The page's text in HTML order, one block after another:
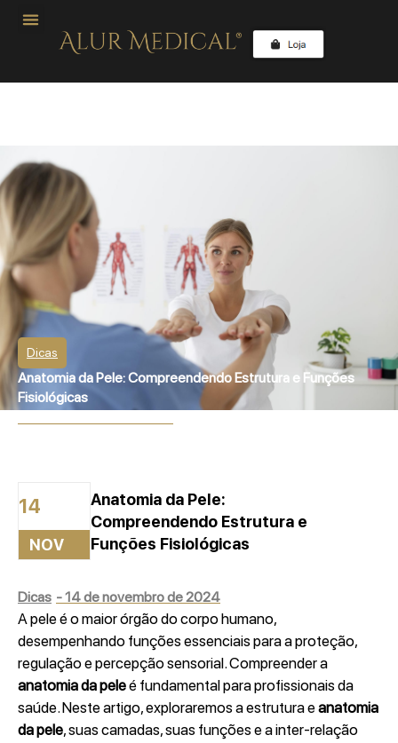
Dicas
Anatomia da Pele: Compreendendo Estrutura e Funções
Fisiológicas
14
NOV
Anatomia da Pele:
Compreendendo Estrutura e
Funções Fisiológicas
Dicas -14 de novembro de 2024
A pele é o maior órgão do corpo humano,
desempenhando funções essenciais para a proteção,
regulação e percepção sensorial. Compreender a
anatomia da peleé fundamental para profissionais da
saúde. Neste artigo, exploraremos a estrutura eanatomia
da pele, suas camadas, suas funções e a inter-relação